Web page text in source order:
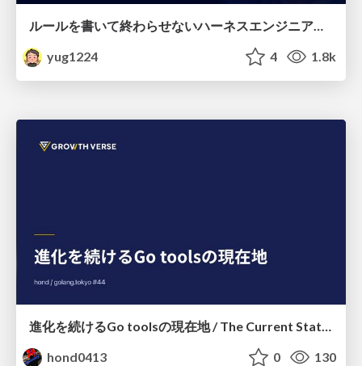
ルールを書いて終わらせないハーネスエンジニアリング
yug1224
4 1.8k
進化を続けるGo toolsの現在地 / The Current State of Ever-Evolving Go Tools
hond0413
0 130